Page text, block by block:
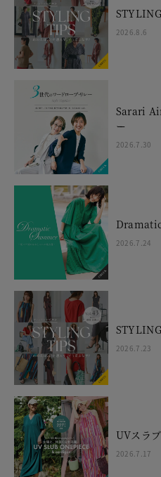
2026.8.6
Sarari
ー
2026.7.30
2026.7.24
2026.7.23
UVスラ
2026.7.17